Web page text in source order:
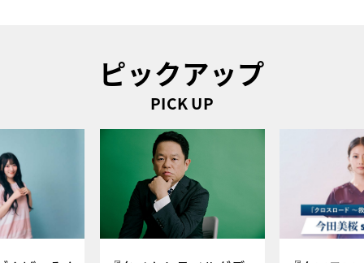
ピックアップ
PICK UP